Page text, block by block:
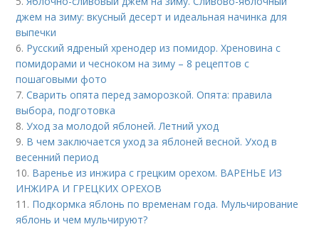
джем на зиму: вкусный десерт и идеальная начинка для
выпечки
6. Русский ядреный хренодер из помидор. Хреновина с
помидорами и чесноком на зиму – 8 рецептов с
пошаговыми фото
7.Сварить опята перед заморозкой. Опята: правила
выбора, подготовка
8.Уход за молодой яблоней. Летний уход
9. В чем заключается уход за яблоней весной. Уход в
весенний период
10. Варенье из инжира с грецким орехом. ВАРЕНЬЕ ИЗ
ИНЖИРА И ГРЕЦКИХ ОРЕХОВ
11. Подкормка яблонь по временам года. Мульчирование
яблонь и чем мульчируют?